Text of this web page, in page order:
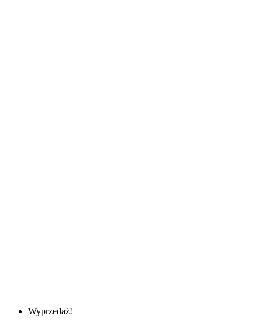
Wyprzedaż!